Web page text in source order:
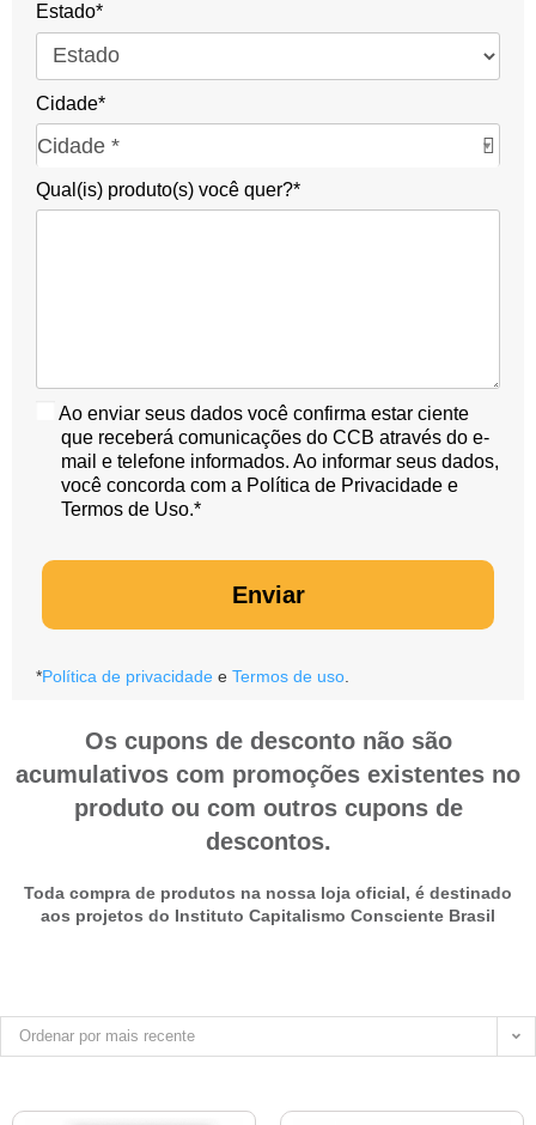
Estado*
Cidade*
Cidade *
C
d
Qual(is) produto(s) você quer?*
Ao enviar seus dados você confirma estar ciente
que receberá comunicações do CCB através do e-
mail e telefone informados. Ao informar seus dados,
você concorda com a Política de Privacidade e
Termos de Uso.*
Enviar
*Política de privacidade e Termos de uso
Os cupons de desconto não são
acumulativos com promoções existentes no
produto ou com outros cupons de
descontos.
Toda compra de produtos na nossa loja oficial, é destinado
aos projetos do Instituto Capitalismo Consciente Brasil
Ordenar por mais recente